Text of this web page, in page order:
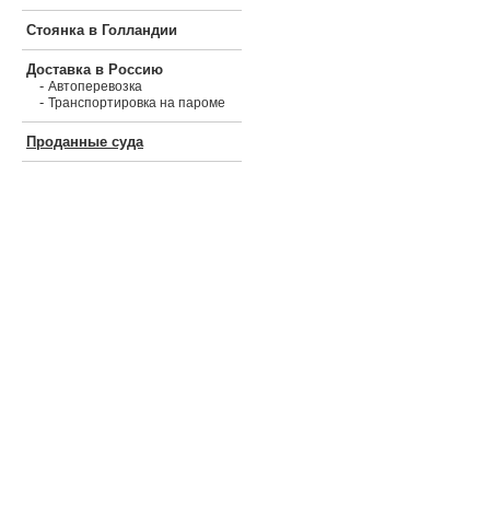
Стоянка в Голландии
Доставка в Россию
- Автоперевозка
- Транспортировка на пароме
Проданные суда